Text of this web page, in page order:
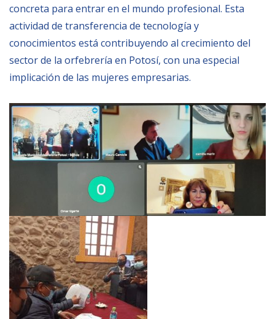
OPORTUNIDADES
Convocatorias
Becas
Alta Formación
Para las empresas
Registro de proveedores
Contratos/Acuerdos/Grant
concreta para entrar en el mundo profesional. Esta
actividad de transferencia de tecnología y
conocimientos está contribuyendo al crecimiento del
sector de la orfebrería en Potosí, con una especial
implicación de las mujeres empresarias.